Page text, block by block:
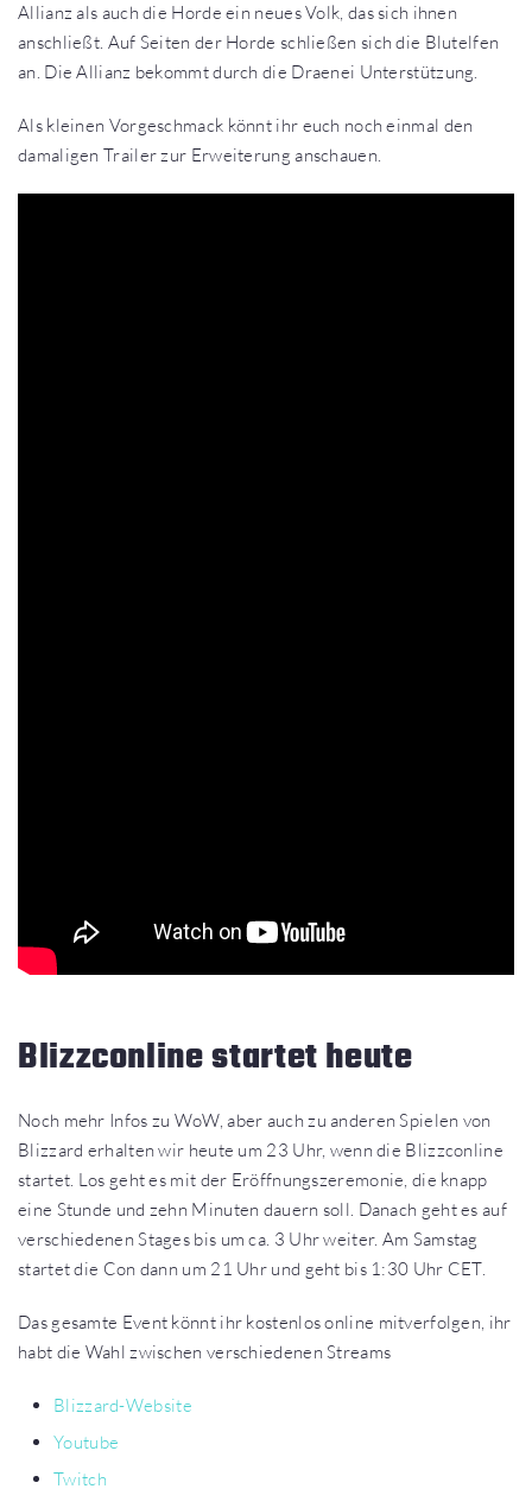
Allianz als auch die Horde ein neues Volk, das sich ihnen
anschließt. Auf Seiten der Horde schließen sich die Blutelfen
an. Die Allianz bekommt durch die Draenei Unterstützung.
Als kleinen Vorgeschmack könnt ihr euch noch einmal den
damaligen Trailer zur Erweiterung anschauen.
Blizzconline startet heute
Noch mehr Infos zu WoW, aber auch zu anderen Spielen von
Blizzard erhalten wir heute um 23 Uhr, wenn die Blizzconline
startet. Los geht es mit der Eröffnungszeremonie, die knapp
eine Stunde und zehn Minuten dauern soll. Danach geht es auf
verschiedenen Stages bis um ca. 3 Uhr weiter. Am Samstag
startet die Con dann um 21 Uhr und geht bis 1:30 Uhr CET.
Das gesamte Event könnt ihr kostenlos online mitverfolgen, ihr
habt die Wahl zwischen verschiedenen Streams
Blizzard-Website
Youtube
Twitch